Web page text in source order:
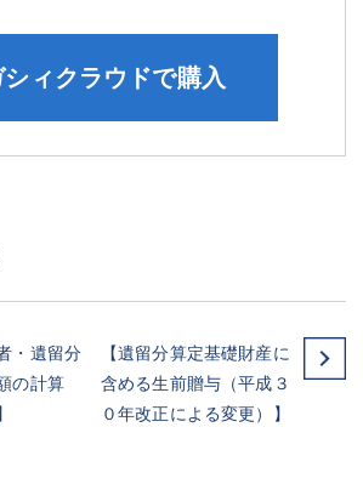
シィクラウドで購入
・遺留分
の計算
【遺留分算定基礎財産に
含める生前贈与（平成３
０年改正による変更）】